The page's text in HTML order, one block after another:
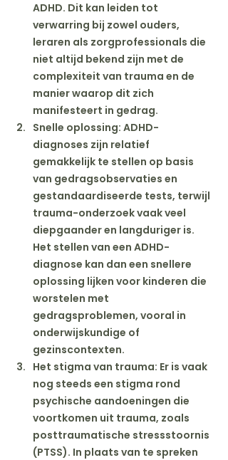
ADHD. Dit kan leiden tot
verwarring bij zowel ouders,
leraren als zorgprofessionals die
niet altijd bekend zijn met de
complexiteit van trauma en de
manier waarop dit zich
manifesteert in gedrag.
Snelle oplossing: ADHD-
diagnoses zijn relatief
gemakkelijk te stellen op basis
van gedragsobservaties en
gestandaardiseerde tests, terwijl
trauma-onderzoek vaak veel
diepgaander en langduriger is.
Het stellen van een ADHD-
diagnose kan dan een snellere
oplossing lijken voor kinderen die
worstelen met
gedragsproblemen, vooral in
onderwijskundige of
gezinscontexten.
Het stigma van trauma: Er is vaak
nog steeds een stigma rond
psychische aandoeningen die
voortkomen uit trauma, zoals
posttraumatische stressstoornis
(PTSS). In plaats van te spreken